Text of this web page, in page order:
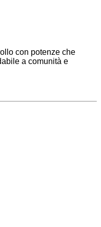
con potenze che
a comunità e